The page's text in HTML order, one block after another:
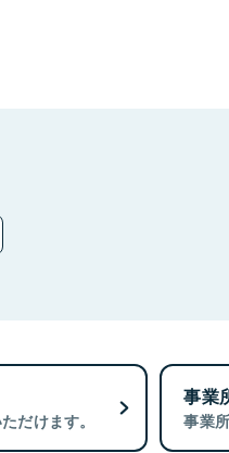
だけます。
事業
事業